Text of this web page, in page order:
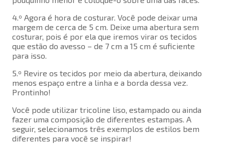
4.º Agora é hora de costurar. Você pode deixar uma
margem de cerca de 5 cm. Deixe uma abertura sem
costurar, pois é por ela que iremos virar os tecidos
que estão do avesso – de 7 cm a 15 cm é suficiente
para isso.
5.º Revire os tecidos por meio da abertura, deixando
menos espaço entre a linha e a borda dessa vez.
Prontinho!
Você pode utilizar tricoline liso, estampado ou ainda
fazer uma composição de diferentes estampas. A
seguir, selecionamos três exemplos de estilos bem
diferentes para você se inspirar!